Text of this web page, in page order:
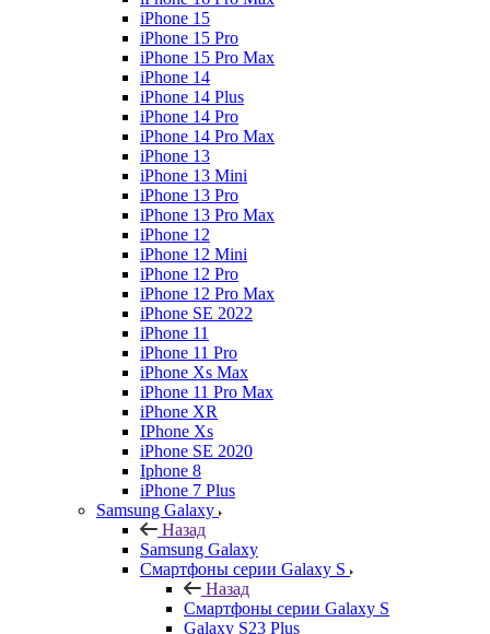
iPhone 15
iPhone 15 Pro
iPhone 15 Pro Max
iPhone 14
iPhone 14 Plus
iPhone 14 Pro
iPhone 14 Pro Max
iPhone 13
iPhone 13 Mini
iPhone 13 Pro
iPhone 13 Pro Max
iPhone 12
iPhone 12 Mini
iPhone 12 Pro
iPhone 12 Pro Max
iPhone SE 2022
iPhone 11
iPhone 11 Pro
iPhone Xs Max
iPhone 11 Pro Max
iPhone XR
IPhone Xs
iPhone SE 2020
Iphone 8
iPhone 7 Plus
Samsung Galaxy
Назад
Samsung Galaxy
Смартфоны серии Galaxy S
Назад
Смартфоны серии Galaxy S
Galaxy S23 Plus